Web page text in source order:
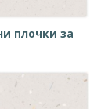
плочки за